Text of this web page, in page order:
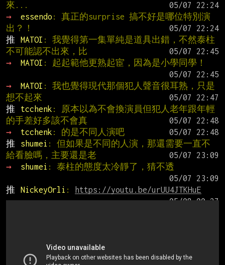
來...
→
essendo : 真正的surprise 搞不好是哪位特別演
出？！
推
MATOI : 我覺得第一集單純是道具出錯，不然泰柱
不可能認不出來，比
→
MATOI : 起起範他更熟起宦，因為是小學同學！
→
MATOI : 我也覺得現代那個犯人聲音很耳熟，只是
想不起來
推
tcchenk : 原本以為不會換演員但犯人老年跟年輕
的手差好多該不會真
→
tcchenk : 的是不同人演吧
推
shumei : 但如果是不同的人演，那還需要一直不
給看臉嗎，主要還是老
→
shumei : 泰柱的態度太冷靜了，猜不透
推
NickeyOrli :
https://youtu.be/urUU4JTKHuE